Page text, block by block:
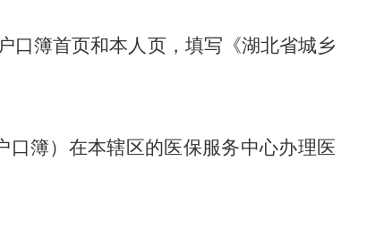
口簿首页和本人页，填写《湖北省城乡
簿） 在本辖区的医保服务中心办理 医